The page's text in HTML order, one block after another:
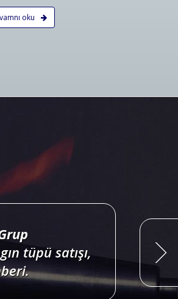
oku
ısı,
montajı.
tüpü satışı,